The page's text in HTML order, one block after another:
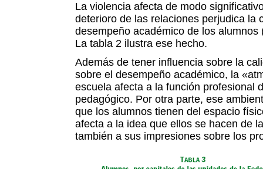
La violencia afecta de modo
deterioro de las relaciones perjudica la
desempeño académico de los
La tabla 2 ilustra ese hecho.
Además de tener influencia sobre la
sobre el desempeño académico, la
escuela afecta a la función profesional
pedagógico. Por otra parte, ese
que los alumnos tienen del espacio
afecta a la idea que ellos se hacen de
también a sus impresiones sobre los